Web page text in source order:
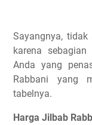
Sayangnya,
karena
Anda yang
Rabbani yang
tabelnya.
Harga Jilbab